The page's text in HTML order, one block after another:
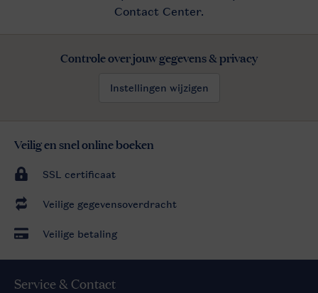
Controle over jouw gegevens & privacy
Instellingen wijzigen
Veilig en snel online boeken
SSL certificaat
Veilige gegevensoverdracht
Veilige betaling
Service & Contact